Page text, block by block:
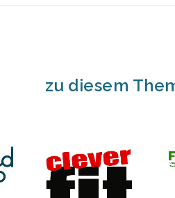
zu diesem